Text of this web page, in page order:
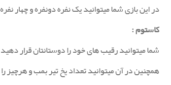
در این بازی شما میتوانید یک نفره دونفره و چهار
کاستوم:
شما میتوانید رقیب های خود را دوستانتان قرار
همچنین در آن میتوانید تعداد یخ تیر بمب و هرچیز